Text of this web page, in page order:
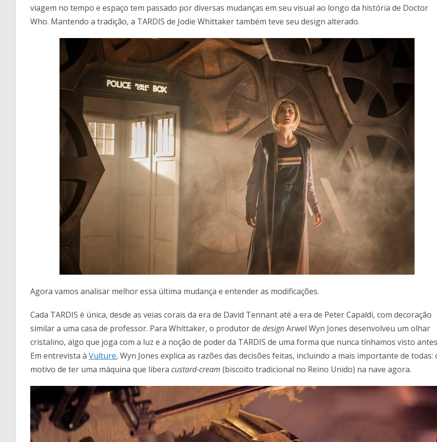
viagem no tempo e espaço tem passado por diversas mudanças em seu visual ao longo da história de Doctor
Who. Mantendo a tradição, a TARDIS de Jodie Whittaker também teve seu design alterado.
Agora vamos analisar melhor essa última mudança e entender as modificações.
Cada TARDIS é única, desde as veias corais da era de David Tennant até a era de Peter Capaldi, com decoração
similar a uma casa de professor. Para Whittaker, o produtor de designArwel Wyn Jones desenvolveu um olhar
cristalino, algo que joga com a luz e a noção de poder da TARDIS de uma forma que nunca tínhamos visto
Em entrevista à Vulture, Wyn Jones explica as razões das decisões feitas, incluindo a mais importante de todas:
motivo de ter uma máquina que libera custard-cream (biscoito tradicional no Reino Unido) na nave agora.